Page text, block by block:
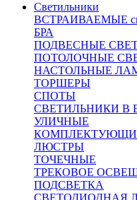
Светильники
ВСТРАИВАЕМЫЕ
БРА
ПОДВЕСНЫЕ
ПОТОЛОЧНЫЕ
НАСТОЛЬНЫЕ
ТОРШЕРЫ
СПОТЫ
СВЕТИЛЬНИКИ
УЛИЧНЫЕ
ЛЮСТРЫ
ТОЧЕЧНЫЕ
ТРЕКОВОЕ
ПОДСВЕТКА
СВЕТОДИОДНАЯ